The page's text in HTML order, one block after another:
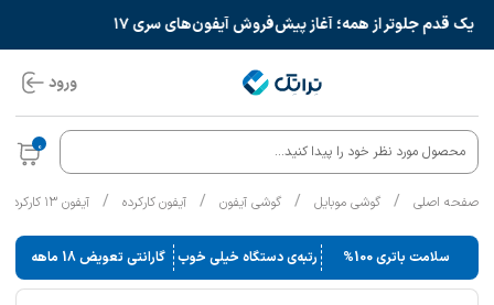
یک قدم جلوتر از همه؛ آغاز پیش‌فروش آیفون‌های سری ۱۷
ورود
محصول مورد نظر خود را پیدا کنید... 0
صفحه اصلی / گوشی موبایل / گوشی آیفون / آیفون کارکرده / آیفون ۱۳ کارکرده
سلامت باتری 100% رتبه‌ی دستگاه خیلی خوب گارانتی تعویض 18 ماهه